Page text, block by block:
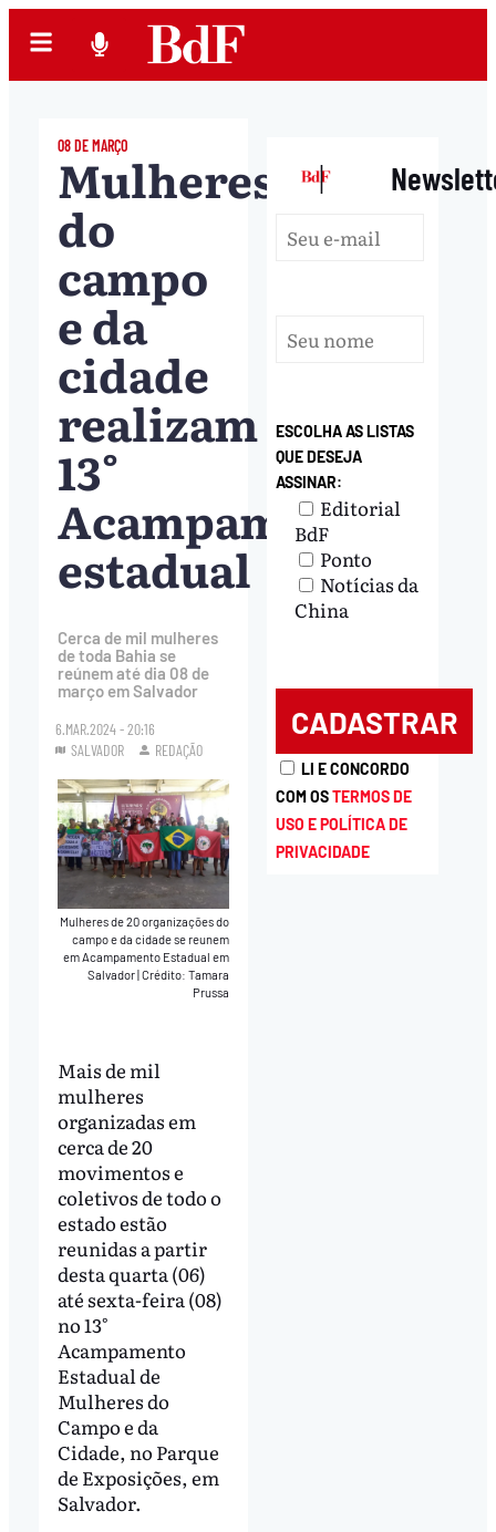
08 DE MARÇO
Mulheres
do
campo
e da
cidade
realizam
13°
Acampamento
estadual
Cerca de mil mulheres
de toda Bahia se
reúnem até dia 08 de
março em Salvador
6.MAR.2024 - 20:16
SALVADOR
REDAÇÃO
Mulheres de 20 organizações do
campo e da cidade se reunem
em Acampamento Estadual em
Salvador|Crédito: Tamara
Prussa
Mais de mil
mulheres
organizadas em
cerca de 20
movimentos e
coletivos de todo o
estado estão
reunidas a partir
desta quarta (06)
até sexta-feira (08)
no 13°
Acampamento
Estadual de
Mulheres do
Campo e da
Cidade, no Parque
de Exposições, em
Salvador.
|
ESCOLHA AS LISTAS
QUE DESEJA
ASSINAR:
Editorial
BdF
Ponto
Notícias da
China
LI E CONCORDO
COM OSTERMOS DE
USO E POLÍTICA DE
PRIVACIDADE